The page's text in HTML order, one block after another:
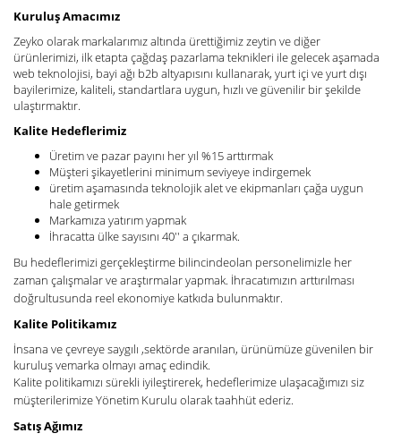
Kuruluş Amacımız
Zeyko olarak markalarımız altında ürettiğimiz zeytin ve diğer
ürünlerimizi, ilk etapta çağdaş pazarlama teknikleri ile gelecek aşamada
web teknolojisi, bayi ağı b2b altyapısını kullanarak, yurt içi ve yurt dışı
bayilerimize, kaliteli, standartlara uygun, hızlı ve güvenilir bir şekilde
ulaştırmaktır.
Kalite Hedeflerimiz
Üretim ve pazar payını her yıl %15 arttırmak
Müşteri şikayetlerini minimum seviyeye indirgemek
üretim aşamasında teknolojik alet ve ekipmanları çağa uygun
hale getirmek
Markamıza yatırım yapmak
İhracatta ülke sayısını 40'' a çıkarmak.
Bu hedeflerimizi gerçekleştirme bilincindeolan personelimizle her
zaman çalışmalar ve araştırmalar yapmak. İhracatımızın arttırılması
doğrultusunda reel ekonomiye katkıda bulunmaktır.
Kalite Politikamız
İnsana ve çevreye saygılı ,sektörde aranılan, ürünümüze güvenilen bir
kuruluş vemarka olmayı amaç edindik.
Kalite politikamızı sürekli iyileştirerek, hedeflerimize ulaşacağımızı siz
müşterilerimize Yönetim Kurulu olarak taahhüt ederiz.
Satış Ağımız